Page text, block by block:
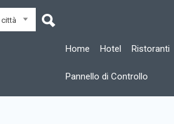
città
Home Hotel Ristoranti
Pannello di Controllo